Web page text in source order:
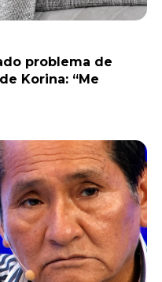
problema de
Korina: “Me